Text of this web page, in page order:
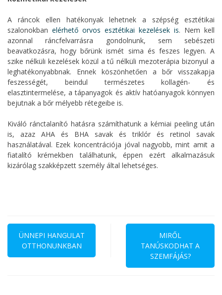
A ráncok ellen hatékonyak lehetnek a szépség esztétikai
szalonokban elérhető orvos esztétikai kezelések is. Nem kell
azonnal ráncfelvarrásra gondolnunk, sem sebészeti
beavatkozásra, hogy bőrünk ismét sima és feszes legyen. A
szike nélküli kezelések közül a tű nélküli mezoterápia bizonyul a
leghatékonyabbnak. Ennek köszönhetően a bőr visszakapja
feszességét, beindul természetes kollagén- és
elasztintermelése, a tápanyagok és aktív hatóanyagok könnyen
bejutnak a bőr mélyebb rétegeibe is.
Kiváló ránctalanító hatásra számíthatunk a kémiai peeling után
is, azaz AHA és BHA savak és triklór és retinol savak
használatával. Ezek koncentrációja jóval nagyobb, mint amit a
fiatalító krémekben találhatunk, éppen ezért alkalmazásuk
kizárólag szakképzett személy által lehetséges.
Bejegyzés
navigáció
ÜNNEPI HANGULAT
OTTHONUNKBAN
MIRŐL
TANÚSKODHAT A
SZEMFÁJÁS?